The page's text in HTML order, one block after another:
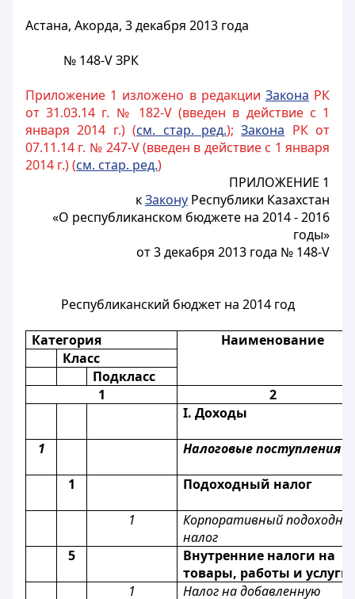
Астана, Акорда, 3 декабря 2013 года
№ 148-V ЗРК
Приложение 1 изложено в редакции Закона РК
от 31.03.14 г. № 182-V (введен в действие с 1
января 2014 г.) (см. стар. ред.);Закона РК от
07.11.14 г. № 247-V (введен в действие с 1 января
2014 г.) (см. стар. ред.)
ПРИЛОЖЕНИЕ 1
кЗакону Республики Казахстан
«О республиканском бюджете на 2014 - 2016
годы»
от 3 декабря 2013 года № 148-V
Республиканский бюджет на 2014 год
Категория
Наименование
Класс
Подкласс
1
2
I. Доходы
1 Налоговые поступления
1 Подоходный налог
1
Корпоративный
налог
5
Внутренние налоги на
товары, работы и услуги
1
Налог на добавленную